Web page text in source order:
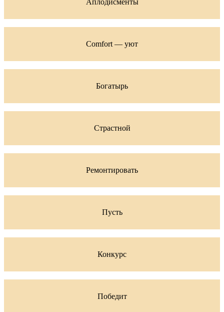
Аплодисменты
Comfort — уют
Богатырь
Страстной
Ремонтировать
Пусть
Конкурс
Победит